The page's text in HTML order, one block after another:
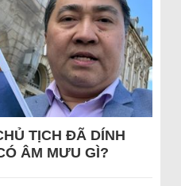
TỊCH ĐÃ DÍNH
ÂM MƯU GÌ?